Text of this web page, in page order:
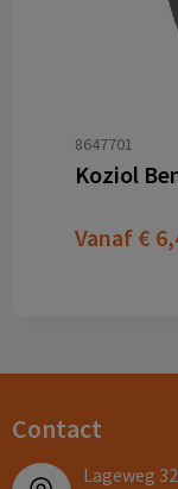
8647701
Koziol
Vanaf €
Contact
Lageweg